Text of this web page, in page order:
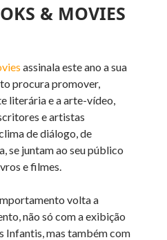
& MOVIES
assinala este ano a sua
procura promover,
literária e a arte-vídeo,
e artistas
de diálogo, de
se juntam ao seu público
e filmes.
volta a
não só com a exibição
Infantis, mas também com